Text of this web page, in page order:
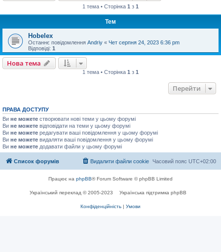
1 тема • Сторінка 1 з 1
Тем
Hobelex
Останнє повідомлення Andriy « Чет серпня 24, 2023 6:36 pm
Відповіді: 1
Нова тема
1 тема • Сторінка 1 з 1
Перейти
ПРАВА ДОСТУПУ
Ви не можете створювати нові теми у цьому форумі
Ви не можете відповідати на теми у цьому форумі
Ви не можете редагувати ваші повідомлення у цьому форумі
Ви не можете видаляти ваші повідомлення у цьому форумі
Ви не можете додавати файли у цьому форумі
Список форумів Часовий пояс UTC+02:00
Видалити файли cookie
Працює на phpBB® Forum Software © phpBB Limited
Український переклад © 2005-2023 Українська підтримка phpBB
Конфіденційність | Умови